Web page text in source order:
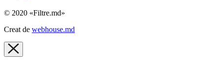
© 2020 «Filtre.md»
Creat de webhouse.md